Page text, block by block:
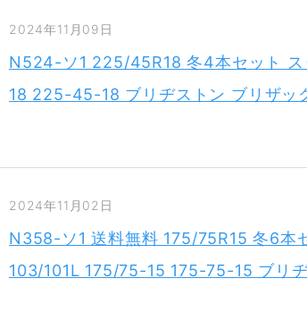
2024年11月09日
N524-ソ1 225/45R18 冬4本セット
18 225-45-18 ブリヂストン ブリザッ
2024年11月02日
N358-ソ1 送料無料 175/75R15 冬6本
103/101L 175/75-15 175-75-15 ブリ